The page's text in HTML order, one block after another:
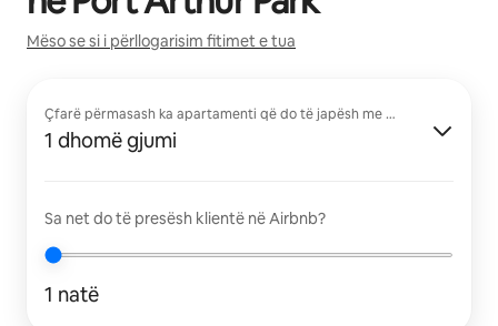
Mëso se si i përllogarisim fitimet e tua
Çfarë përmasash ka apartamenti që do të japësh me qira?
1 dhomë gjumi
Sa net do të presësh klientë në Airbnb?
1 natë